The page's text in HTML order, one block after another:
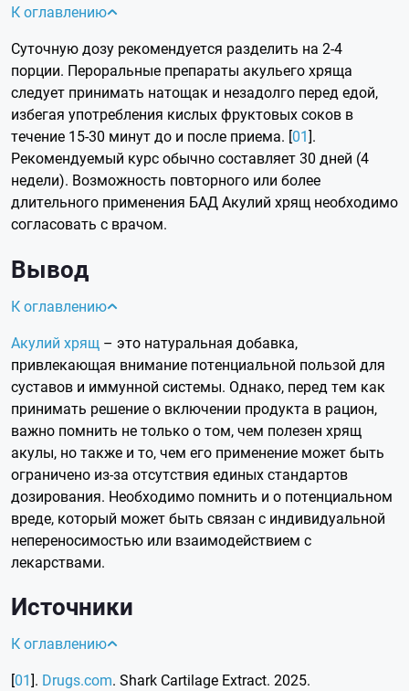
К оглавлению
Суточную дозу рекомендуется разделить на 2-4
порции. Пероральные препараты акульего хряща
следует принимать натощак и незадолго перед едой,
избегая употребления кислых фруктовых соков в
течение 15-30 минут до и после приема. [01].
Рекомендуемый курс обычно составляет 30 дней (4
недели). Возможность повторного или более
длительного применения БАД Акулий хрящ необходимо
согласовать с врачом.
Вывод
К оглавлению
Акулий хрящ – это натуральная добавка,
привлекающая внимание потенциальной пользой для
суставов и иммунной системы. Однако, перед тем как
принимать решение о включении продукта в рацион,
важно помнить не только о том, чем полезен хрящ
акулы, но также и то, чем его применение может быть
ограничено из-за отсутствия единых стандартов
дозирования. Необходимо помнить и о потенциальном
вреде, который может быть связан с индивидуальной
непереносимостью или взаимодействием с
лекарствами.
Источники
К оглавлению
[01]. Drugs.com. Shark Cartilage Extract. 2025.